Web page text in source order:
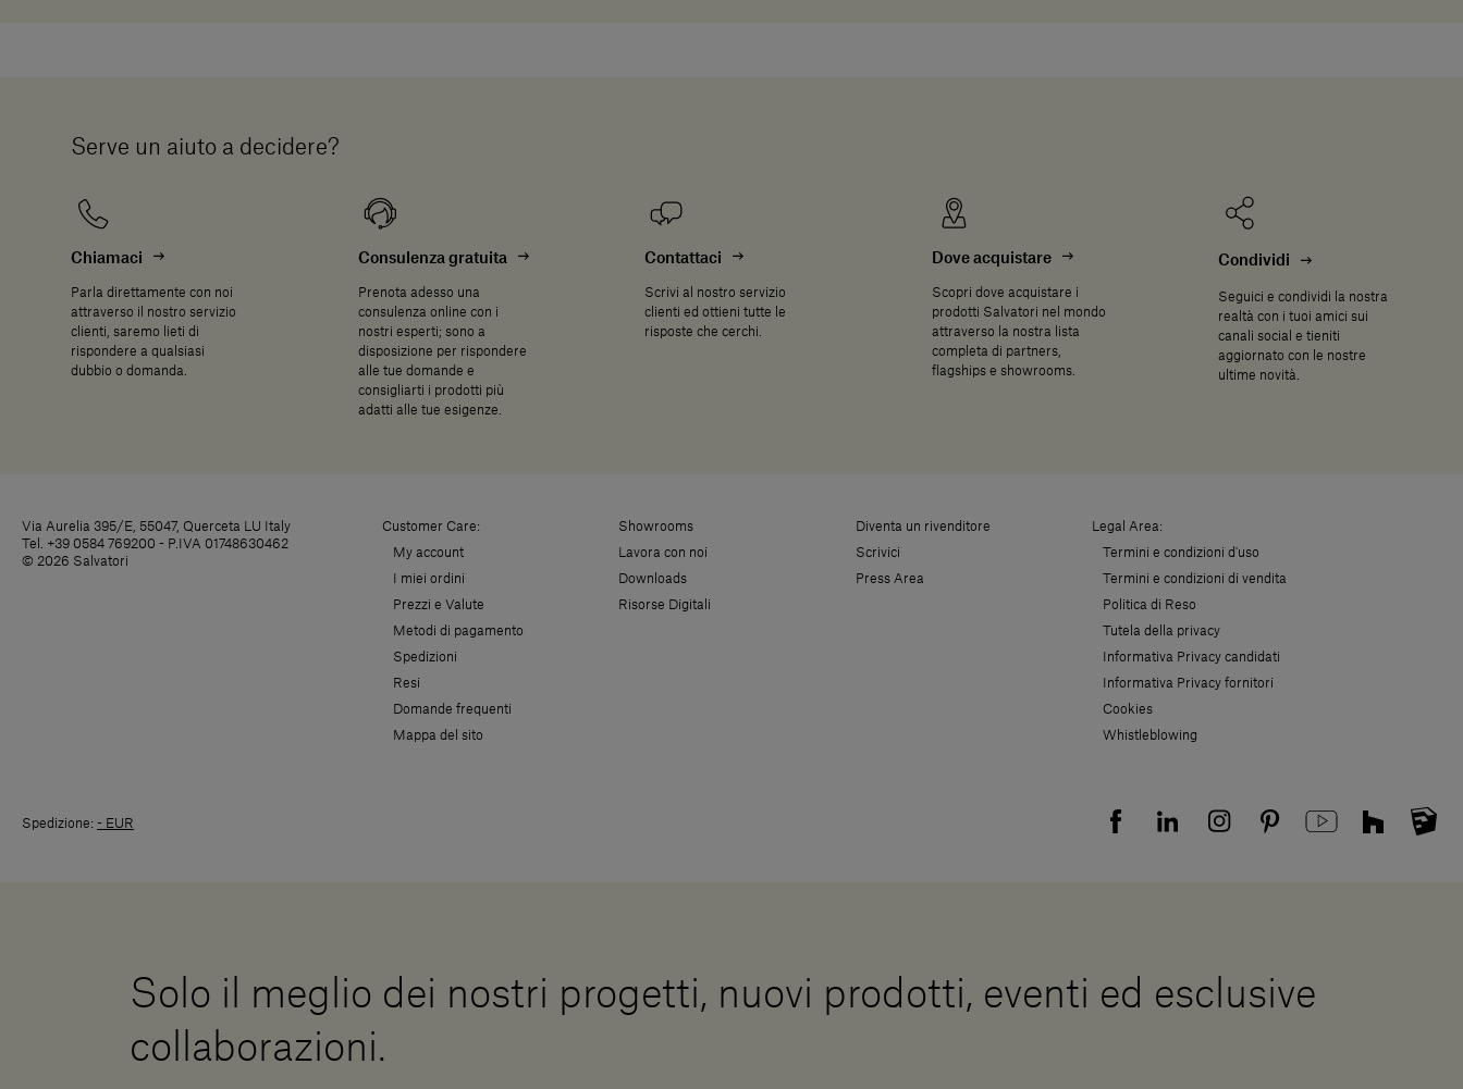
Serve un aiuto a decidere?
Chiamaci
Parla direttamente con noi
attraverso il nostro servizio
clienti, saremo lieti di
rispondere a qualsiasi
dubbio o domanda.
Consulenza gratuita
Prenota adesso una
consulenza online con i
nostri esperti; sono a
disposizione per rispondere
alle tue domande e
consigliarti i prodotti più
adatti alle tue esigenze.
Contattaci
Scrivi al nostro servizio
clienti ed ottieni tutte le
risposte che cerchi.
Dove acquistare
Scopri dove acquistare i
prodotti Salvatori nel mondo
attraverso la nostra lista
completa di partners,
flagships e showrooms.
Condividi
Seguici e condividi la nostra
realtà con i tuoi amici sui
canali social e tieniti
aggiornato con le nostre
ultime novità.
Via Aurelia 395/E, 55047, Querceta LU Italy
Tel. +39 0584 769200 - P.IVA 01748630462
© 2026 Salvatori
Customer Care:
My account
I miei ordini
Prezzi e Valute
Metodi di pagamento
Spedizioni
Resi
Domande frequenti
Mappa del sito
Showrooms
Lavora con noi
Downloads
Risorse Digitali
Diventa un rivenditore
Scrivici
Press Area
Legal Area:
Termini e condizioni d'uso
Termini e condizioni di vendita
Politica di Reso
Tutela della privacy
Informativa Privacy candidati
Informativa Privacy fornitori
Cookies
Whistleblowing
Spedizione: - EUR
Solo il meglio dei nostri progetti, nuovi prodotti, eventi ed esclusive
collaborazioni.